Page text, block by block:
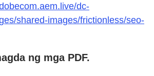
dc-
shared-images/frictionless/seo-
ng mga PDF.